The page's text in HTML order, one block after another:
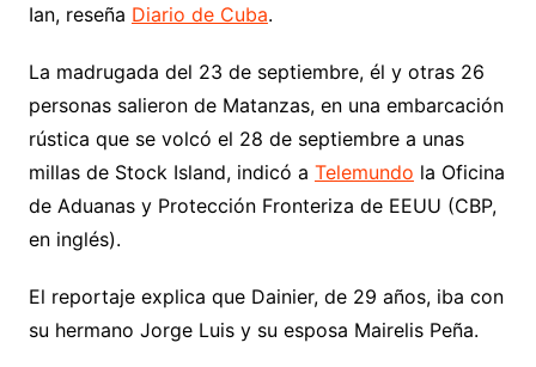
Ian, reseña Diario de Cuba.
La madrugada del 23 de septiembre, él y otras 26
personas salieron de Matanzas, en una embarcación
rústica que se volcó el 28 de septiembre a unas
millas de Stock Island, indicó a Telemundo la Oficina
de Aduanas y Protección Fronteriza de EEUU (CBP,
en inglés).
El reportaje explica que Dainier, de 29 años, iba con
su hermano Jorge Luis y su esposa Mairelis Peña.